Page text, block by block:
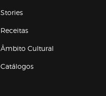
Stories
Receitas
Âmbito Cultural
Catálogos